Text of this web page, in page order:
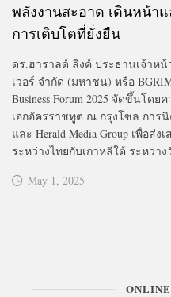
พลังงานสะอาด เดินหน้า
การเติบโตที่ยั่งยืน
ดร.ฮาราลด์ ลิงค์ ประธานเจ้าห
เวอร์ จำกัด (มหาชน) หรือ
Business Forum 2025 จัดขึ้นโด
เอกอัครราชทูต ณ กรุงโซล การ
และ Herald Media Group เพื่อส่
ระหว่างไทยกับเกาหลีใต้ ระหว่า
May 1, 2025